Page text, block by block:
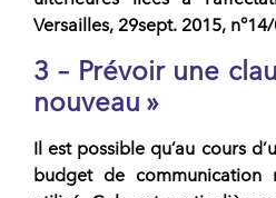
Versailles, 29sept. 2015,
3 – Prévoir une
nouveau »
Il est possible qu’au cours
budget de communication